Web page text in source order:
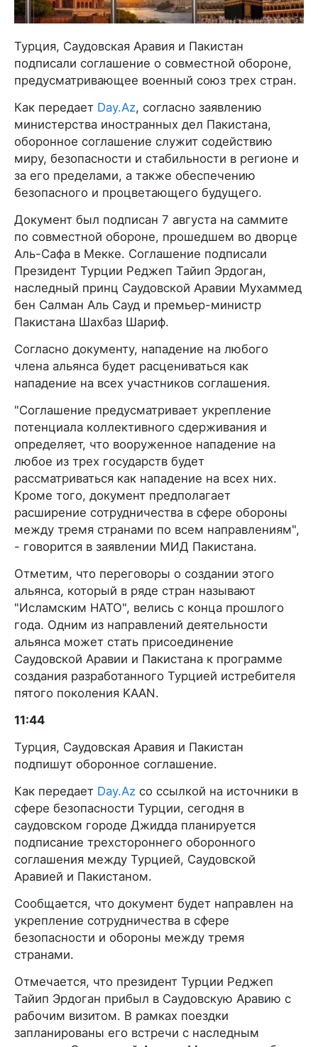
Турция, Саудовская Аравия и Пакистан
подписали соглашение о совместной обороне,
предусматривающее военный союз трех стран.
Как передает Day.Az, согласно заявлению
министерства иностранных дел Пакистана,
оборонное соглашение служит содействию
миру, безопасности и стабильности в регионе и
за его пределами, а также обеспечению
безопасного и процветающего будущего.
Документ был подписан 7 августа на саммите
по совместной обороне, прошедшем во дворце
Аль-Сафа в Мекке. Соглашение подписали
Президент Турции Реджеп Тайип Эрдоган,
наследный принц Саудовской Аравии Мухаммед
бен Салман Аль Сауд и премьер-министр
Пакистана Шахбаз Шариф.
Согласно документу, нападение на любого
члена альянса будет расцениваться как
нападение на всех участников соглашения.
"Соглашение предусматривает укрепление
потенциала коллективного сдерживания и
определяет, что вооруженное нападение на
любое из трех государств будет
рассматриваться как нападение на всех них.
Кроме того, документ предполагает
расширение сотрудничества в сфере обороны
между тремя странами по всем направлениям",
- говорится в заявлении МИД Пакистана.
Отметим, что переговоры о создании этого
альянса, который в ряде стран называют
"Исламским НАТО", велись с конца прошлого
года. Одним из направлений деятельности
альянса может стать присоединение
Саудовской Аравии и Пакистана к программе
создания разработанного Турцией истребителя
пятого поколения KAAN.
11:44
Турция, Саудовская Аравия и Пакистан
подпишут оборонное соглашение.
Как передает Day.Az со ссылкой на источники в
сфере безопасности Турции, сегодня в
саудовском городе Джидда планируется
подписание трехстороннего оборонного
соглашения между Турцией, Саудовской
Аравией и Пакистаном.
Сообщается, что документ будет направлен на
укрепление сотрудничества в сфере
безопасности и обороны между тремя
странами.
Отмечается, что президент Турции Реджеп
Тайип Эрдоган прибыл в Саудовскую Аравию с
рабочим визитом. В рамках поездки
запланированы его встречи с наследным